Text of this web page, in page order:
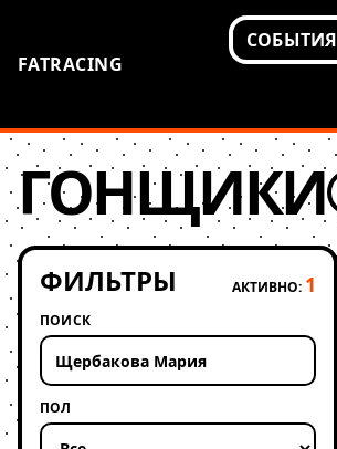
FATRACING
СОБЫТИЯ
ГОНЩИКИ
ФИЛЬТРЫ АКТИВНО: 1
ПОИСК
ПОЛ